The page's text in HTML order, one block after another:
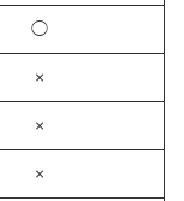
◯
×
×
×